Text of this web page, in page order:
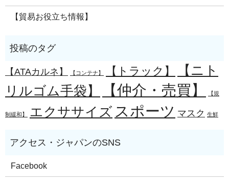
【貿易お役立ち情報】
【ATAカルネ】 【コンテナ】 【トラック】
【ニト
リルゴム手袋】
【仲介・売買】 【規
制緩和】 エクササイズ スポーツ マスク 生鮮
Facebook